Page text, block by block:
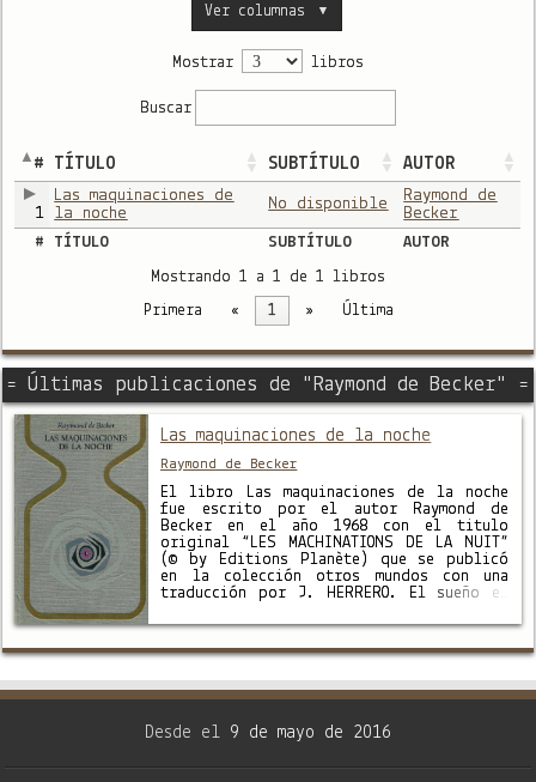
Ver columnas ▼
Mostrar libros
Buscar
# TÍTULO SUBTÍTULO AUTOR
1
Las maquinaciones de
la noche
No disponible
Raymond de
Becker
#
TÍTULO SUBTÍTULO
AUTOR
Mostrando 1 a 1 de 1 libros
Primera « 1 » Última
= Últimas publicaciones de "Raymond de Becker" =
Las maquinaciones de la noche
Raymond de Becker
El libro Las maquinaciones de la noche
fue escrito por el autor Raymond de
Becker en el año 1968 con el titulo
original “LES MACHINATIONS DE LA NUIT”
(© by Editions Planète) que se publicó
en la colección otros mundos con una
traducción por J. HERRERO. El sueño en
Desde el 9 de mayo de 2016